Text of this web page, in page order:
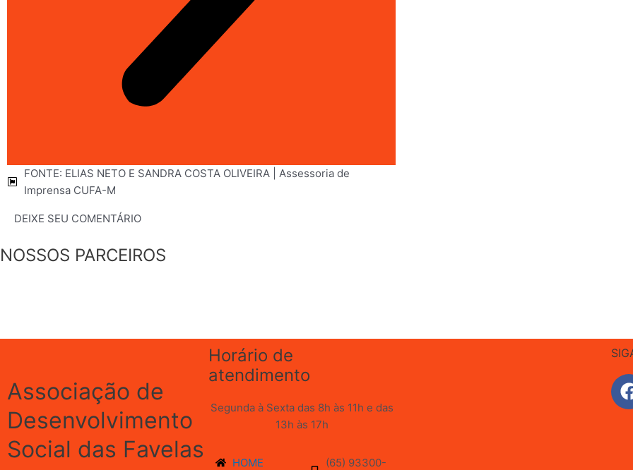
FONTE: ELIAS NETO E SANDRA COSTA OLIVEIRA | Assessoria de
Imprensa CUFA-M
DEIXE SEU COMENTÁRIO
NOSSOS PARCEIROS
Associação de
Desenvolvimento
Social das Favelas
Horário de
atendimento
Segunda à Sexta das 8h às 11h e das
13h às 17h
HOME
(65) 93300-